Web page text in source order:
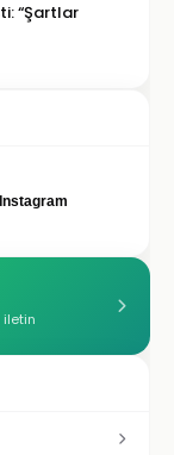
“Şartlar
Instagram
iletin